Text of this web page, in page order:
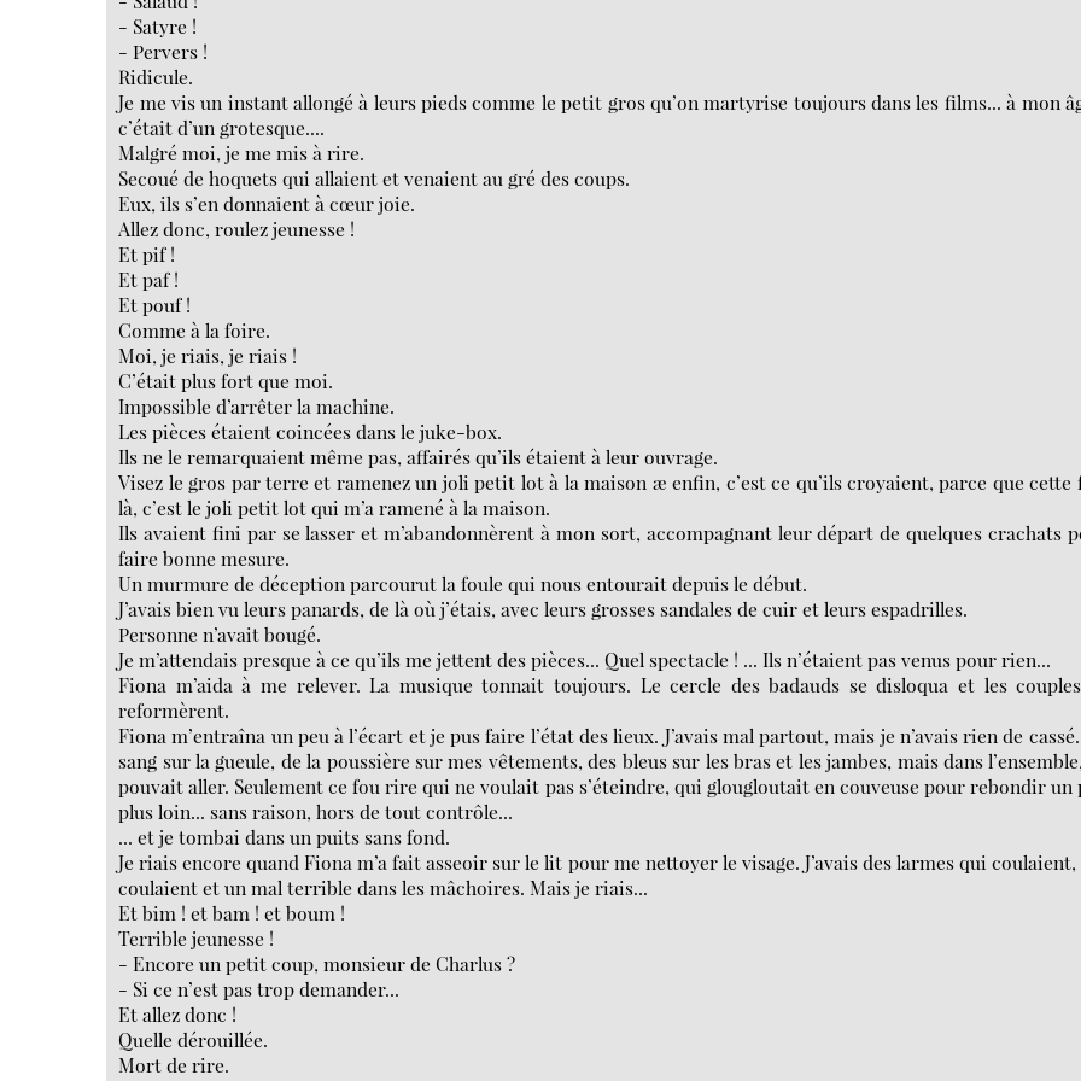
- Satyre !
- Pervers !
Ridicule.
Je me vis un instant allongé à leurs pieds comme le petit gros qu’on martyrise toujours dans les films... à mon
c’était d’un grotesque....
Malgré moi, je me mis à rire.
Secoué de hoquets qui allaient et venaient au gré des coups.
Eux, ils s’en donnaient à cœur joie.
Allez donc, roulez jeunesse !
Et pif !
Et paf !
Et pouf !
Comme à la foire.
Moi, je riais, je riais !
C’était plus fort que moi.
Impossible d’arrêter la machine.
Les pièces étaient coincées dans le juke-box.
Ils ne le remarquaient même pas, affairés qu’ils étaient à leur ouvrage.
Visez le gros par terre et ramenez un joli petit lot à la maison æ enfin, c’est ce qu’ils croyaient, parce que cette
là, c’est le joli petit lot qui m’a ramené à la maison.
Ils avaient fini par se lasser et m’abandonnèrent à mon sort, accompagnant leur départ de quelques crachats
faire bonne mesure.
Un murmure de déception parcourut la foule qui nous entourait depuis le début.
J’avais bien vu leurs panards, de là où j’étais, avec leurs grosses sandales de cuir et leurs espadrilles.
Personne n’avait bougé.
Je m’attendais presque à ce qu’ils me jettent des pièces... Quel spectacle ! ... Ils n’étaient pas venus pour rien...
Fiona m’aida à me relever. La musique tonnait toujours. Le cercle des badauds se disloqua et les
reformèrent.
Fiona m’entraîna un peu à l’écart et je pus faire l’état des lieux. J’avais mal partout, mais je n’avais rien de
sang sur la gueule, de la poussière sur mes vêtements, des bleus sur les bras et les jambes, mais dans
pouvait aller. Seulement ce fou rire qui ne voulait pas s’éteindre, qui glougloutait en couveuse pour rebondir un
plus loin... sans raison, hors de tout contrôle...
... et je tombai dans un puits sans fond.
Je riais encore quand Fiona m’a fait asseoir sur le lit pour me nettoyer le visage. J’avais des larmes qui coulaient,
coulaient et un mal terrible dans les mâchoires. Mais je riais...
Et bim ! et bam ! et boum !
Terrible jeunesse !
- Encore un petit coup, monsieur de Charlus ?
- Si ce n’est pas trop demander...
Et allez donc !
Quelle dérouillée.
Mort de rire.